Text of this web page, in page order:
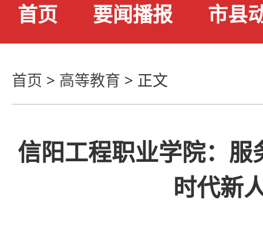
首页 要闻播报 市县
首页 > 高等教育 > 正文
信阳工程职业学院：服
时代新